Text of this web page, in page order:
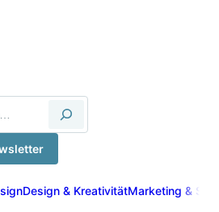
Design & KreativitätMarketing &